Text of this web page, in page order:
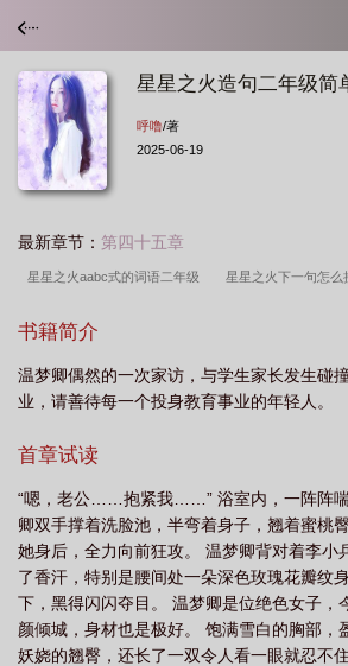
星星之火造句二年级简
呼噜/著
2025-06-19
最新章节： 第四十五章
星星之火aabc式的词语二年级 星星之火下一句怎么
星之火可以撩原是什么生肖
蹈 星星之火可以撩源原文 星星之火指什么 星
以撩源什么意思 星星之火代表数字几 星星之火
字 星星之火电视剧
式 星星之火指的是 星星之火足以燎原 星星之
最佳生肖 星星之火可以撩源文章 星星之火造句
音 星星之火能够燎原是什么意思 星星之火可以
思 星星之火可以撩源在哪个地方提出 星星之火下
AABC 星星之火可以撩源是谁写的 星星之火指的
书籍简介
温梦卿偶然的一次家访，与学生家长发生
业，请善待每一个投身教育事业的年轻人。
首章试读
“嗯，老公……抱紧我……” 浴室内，一阵阵
卿双手撑着洗脸池，半弯着身子，翘着蜜桃
她身后，全力向前狂攻。 温梦卿背对着李小
了香汗，特别是腰间处一朵深色玫瑰花瓣纹
下，黑得闪闪夺目。 温梦卿是位绝色女子，
颜倾城，身材也是极好。 饱满雪白的胸部，
妖娆的翘臀，还长了一双令人看一眼就忍不